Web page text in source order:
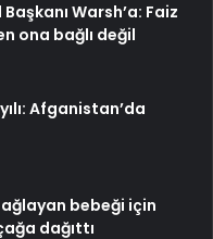
Warsh’a: Faiz
ona bağlı değil
Afganistan’da
bebeği için
dağıttı